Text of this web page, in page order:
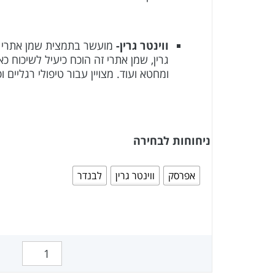
ווינטר גרין- מועשר בתמצית שמן
גרין, שמן אתרי זה הוכח כיעיל לשיכוח
ומחטא ועוד. מצויין עבור טיפולי רגליים
ניחוחות לבחירה
אפרסק ווינטר גרין לבנדר